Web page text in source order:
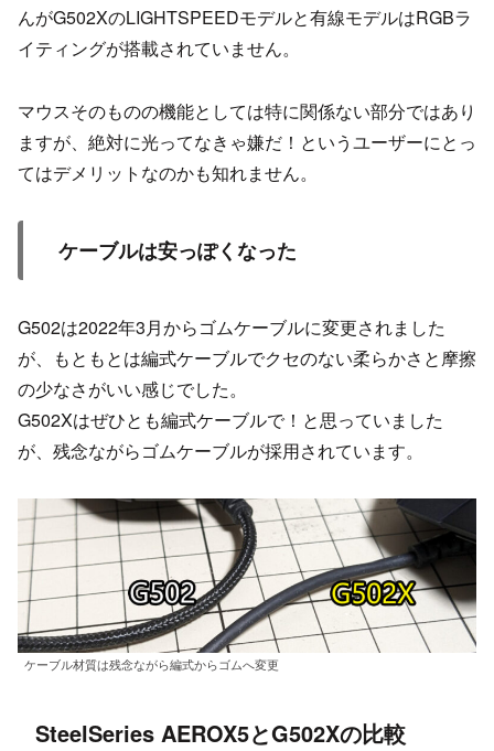
んがG502XのLIGHTSPEEDモデルと有線モデルはRGBラ
イティングが搭載されていません。
マウスそのものの機能としては特に関係ない部分ではあり
ますが、絶対に光ってなきゃ嫌だ！というユーザーにとっ
てはデメリットなのかも知れません。
ケーブルは安っぽくなった
G502は2022年3月からゴムケーブルに変更されました
が、もともとは編式ケーブルでクセのない柔らかさと摩擦
の少なさがいい感じでした。
G502Xはぜひとも編式ケーブルで！と思っていました
が、残念ながらゴムケーブルが採用されています。
ケーブル材質は残念ながら編式からゴムへ変更
SteelSeries AEROX5とG502Xの比較